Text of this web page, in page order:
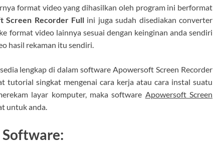
format video yang dihasilkan oleh program ini berformat
Screen Recorder Full ini juga sudah disediakan converter
format video lainnya sesuai dengan keinginan anda sendiri
hasil rekaman itu sendiri.
lengkap di dalam software Apowersoft Screen Recorder
tutorial singkat mengenai cara kerja atau cara instal suatu
layar komputer, maka software Apowersoft Screen
untuk anda.